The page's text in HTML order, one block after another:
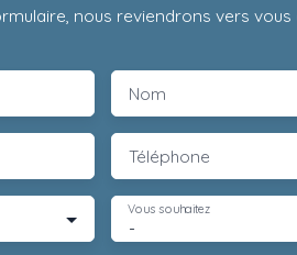
nous reviendrons vers vous
Nom
Téléphone
-
Vous souhaitez